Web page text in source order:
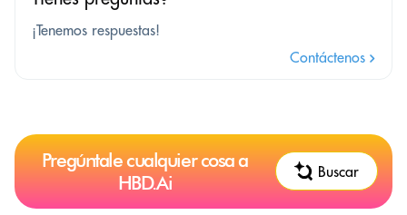
¡Tenemos respuestas!
Contáctenos
Pregúntale cualquier cosa a
HBD.Ai
Buscar